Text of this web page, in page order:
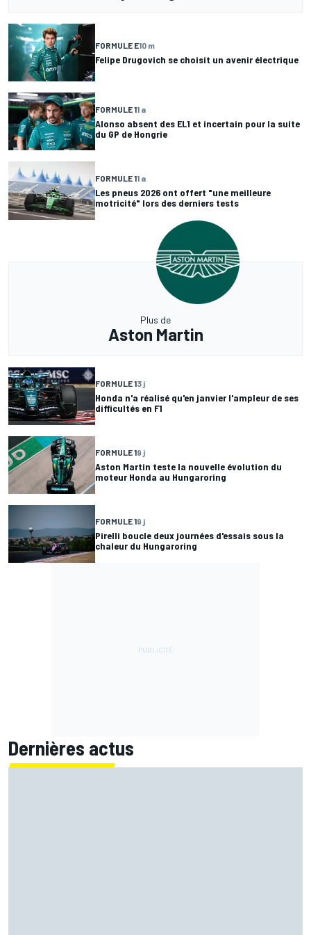
FORMULE E10 m
Felipe Drugovich se choisit un avenir électrique
FORMULE 11 a
Alonso absent des EL1 et incertain pour la suite
du GP de Hongrie
FORMULE 11 a
Les pneus 2026 ont offert "une meilleure
motricité" lors des derniers tests
Plus de
Aston Martin
FORMULE 13 j
Honda n'a réalisé qu'en janvier l'ampleur de ses
difficultés en F1
FORMULE 19 j
Aston Martin teste la nouvelle évolution du
moteur Honda au Hungaroring
FORMULE 19 j
Pirelli boucle deux journées d'essais sous la
chaleur du Hungaroring
Dernières actus